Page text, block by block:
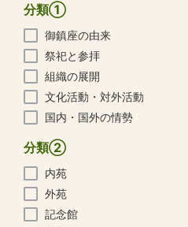
分類①
御鎮座の由来
祭祀と参拝
組織の展開
文化活動・対外活動
国内・国外の情勢
分類②
内苑
外苑
記念館